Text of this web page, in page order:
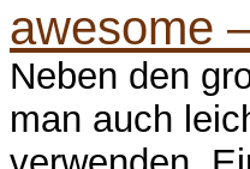
awesome
Neben den
man auch